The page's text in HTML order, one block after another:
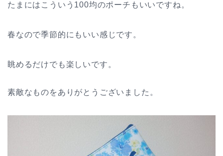
たまにはこういう100均のポーチもいいですね。
春なので季節的にもいい感じです。
眺めるだけでも楽しいです。
素敵なものをありがとうございました。